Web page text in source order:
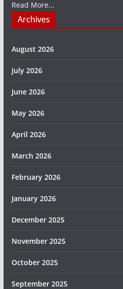
Read More...
Archives
August 2026
July 2026
June 2026
May 2026
April 2026
March 2026
February 2026
January 2026
December 2025
November 2025
October 2025
September 2025